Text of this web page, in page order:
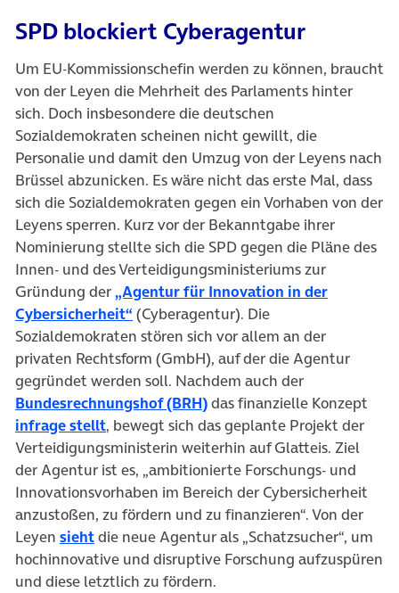
SPD blockiert Cyberagentur
Um EU-Kommissionschefin werden zu können, braucht
von der Leyen die Mehrheit des Parlaments hinter
sich. Doch insbesondere die deutschen
Sozialdemokraten scheinen nicht gewillt, die
Personalie und damit den Umzug von der Leyens nach
Brüssel abzunicken. Es wäre nicht das erste Mal, dass
sich die Sozialdemokraten gegen ein Vorhaben von der
Leyens sperren. Kurz vor der Bekanntgabe ihrer
Nominierung stellte sich die SPD gegen die Pläne des
Innen- und des Verteidigungsministeriums zur
Gründung der„Agentur für Innovation in der
Cybersicherheit“ (öffnet in neuem Tab)
(Cyberagentur). Die
Sozialdemokraten stören sich vor allem an der
privaten Rechtsform (GmbH), auf der die Agentur
gegründet werden soll. Nachdem auch der
Bundesrechnungshof (BRH)(öffnet in neuem Tab)
das finanzielle Konzept
infrage stellt(öffnet in neuem Tab)
, bewegt sich das geplante Projekt der
Verteidigungsministerin weiterhin auf Glatteis. Ziel
der Agentur ist es, „ambitionierte Forschungs- und
Innovationsvorhaben im Bereich der Cybersicherheit
anzustoßen, zu fördern und zu finanzieren“. Von der
Leyen sieht(öffnet in neuem Tab)
die neue Agentur als „Schatzsucher“, um
hochinnovative und disruptive Forschung aufzuspüren
und diese letztlich zu fördern.